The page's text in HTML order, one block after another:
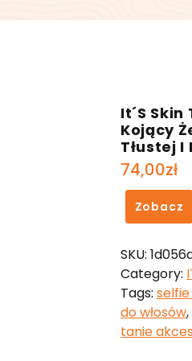
It´S
Kojący
Tłustej
74,00zł
Zobacz
SKU:
Category:
Tags:
do włosów,
tanie